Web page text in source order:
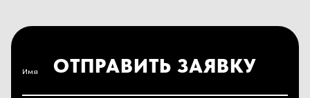
Имя ОТПРАВИТЬ ЗАЯВКУ